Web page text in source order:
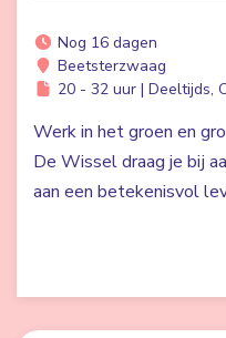
Nog 16 dagen
Beetsterzwaag
20 - 32 uur | Deeltijds,
Werk in het groen en
De Wissel draag je bij
aan een betekenisvol